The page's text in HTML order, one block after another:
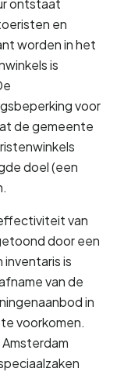
ontstaat
en
worden in het
is
voor
de gemeente
doel (een
van
door een
is
van de
in
voorkomen.